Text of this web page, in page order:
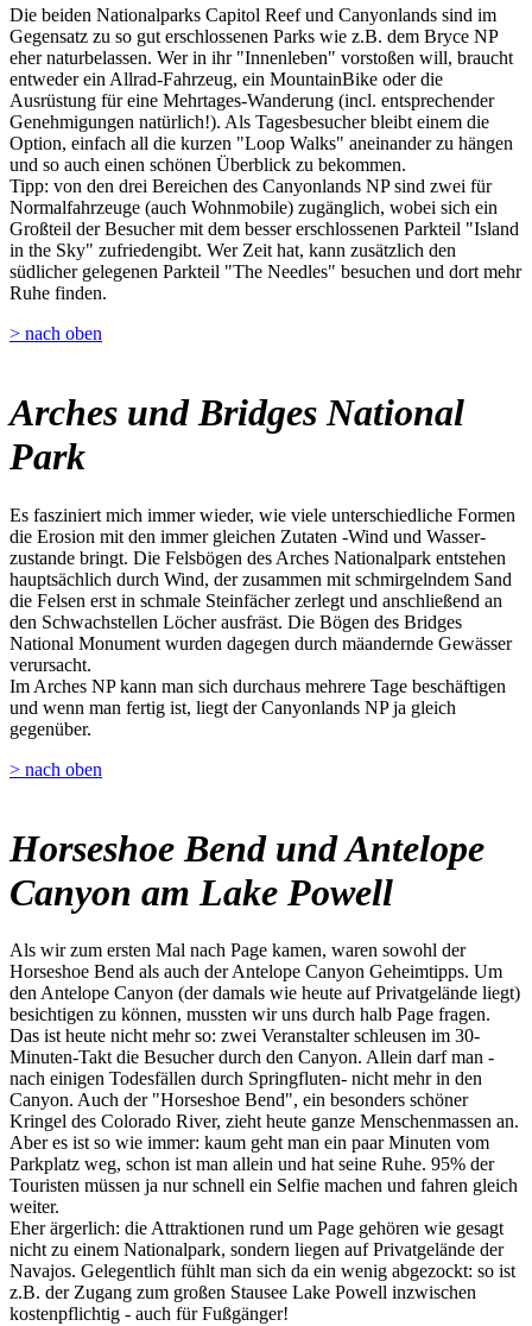
Die beiden Nationalparks Capitol Reef und Canyonlands sind im
Gegensatz zu so gut erschlossenen Parks wie z.B. dem Bryce NP
eher naturbelassen. Wer in ihr "Innenleben" vorstoßen will, braucht
entweder ein Allrad-Fahrzeug, ein MountainBike oder die
Ausrüstung für eine Mehrtages-Wanderung (incl. entsprechender
Genehmigungen natürlich!). Als Tagesbesucher bleibt einem die
Option, einfach all die kurzen "Loop Walks" aneinander zu hängen
und so auch einen schönen Überblick zu bekommen.
Tipp: von den drei Bereichen des Canyonlands NP sind zwei für
Normalfahrzeuge (auch Wohnmobile) zugänglich, wobei sich ein
Großteil der Besucher mit dem besser erschlossenen Parkteil "Island
in the Sky" zufriedengibt. Wer Zeit hat, kann zusätzlich den
südlicher gelegenen Parkteil "The Needles" besuchen und dort mehr
Ruhe finden.
> nach oben
Arches und Bridges National
Park
Es fasziniert mich immer wieder, wie viele unterschiedliche Formen
die Erosion mit den immer gleichen Zutaten -Wind und Wasser-
zustande bringt. Die Felsbögen des Arches Nationalpark entstehen
hauptsächlich durch Wind, der zusammen mit schmirgelndem Sand
die Felsen erst in schmale Steinfächer zerlegt und anschließend an
den Schwachstellen Löcher ausfräst. Die Bögen des Bridges
National Monument wurden dagegen durch mäandernde Gewässer
verursacht.
Im Arches NP kann man sich durchaus mehrere Tage beschäftigen
und wenn man fertig ist, liegt der Canyonlands NP ja gleich
gegenüber.
> nach oben
Horseshoe Bend und Antelope
Canyon am Lake Powell
Als wir zum ersten Mal nach Page kamen, waren sowohl der
Horseshoe Bend als auch der Antelope Canyon Geheimtipps. Um
den Antelope Canyon (der damals wie heute auf Privatgelände liegt)
besichtigen zu können, mussten wir uns durch halb Page fragen.
Das ist heute nicht mehr so: zwei Veranstalter schleusen im 30-
Minuten-Takt die Besucher durch den Canyon. Allein darf man -
nach einigen Todesfällen durch Springfluten- nicht mehr in den
Canyon. Auch der "Horseshoe Bend", ein besonders schöner
Kringel des Colorado River, zieht heute ganze Menschenmassen an.
Aber es ist so wie immer: kaum geht man ein paar Minuten vom
Parkplatz weg, schon ist man allein und hat seine Ruhe. 95% der
Touristen müssen ja nur schnell ein Selfie machen und fahren gleich
weiter.
Eher ärgerlich: die Attraktionen rund um Page gehören wie gesagt
nicht zu einem Nationalpark, sondern liegen auf Privatgelände der
Navajos. Gelegentlich fühlt man sich da ein wenig abgezockt: so ist
z.B. der Zugang zum großen Stausee Lake Powell inzwischen
kostenpflichtig - auch für Fußgänger!